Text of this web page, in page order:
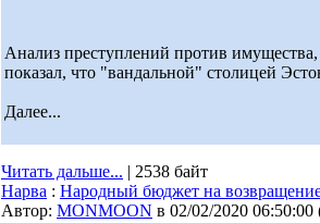
Анализ преступлений против
показал, что "вандальной" столицей
Далее...
Читать дальше... | 2538 байт
Нарва : Народный бюджет на
Автор: MONMOON в 02/02/2020 06:50:00